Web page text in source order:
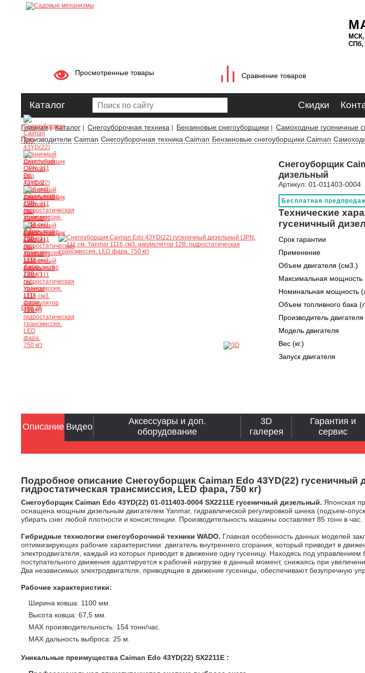
МСК,
СПб,
Просмотренные товары Сравнение товаров
Каталог Скидки
Главная|Каталог Снегоуборочная техника Бензиновые снегоуборщики Самоходные гусеничные
Производители Caiman Снегоуборочная техника Caiman Бензиновые снегоуборщики Caiman
Ещё 36
Снегоуборщик
дизельный
Артикул: 01-011403-0004
Бесплатная
Технические
гусеничный
Срок гарантии
Применение
Объем двигателя (см3.)
Максимальная мощность
Номинальная мощность
Объем топливного бака
Производитель двигателя
Модель двигателя
Вес (кг.)
Запуск двигателя
Подробное описание Снегоуборщик Caiman Edo 43YD(22) гусеничный
гидростатическая трансмиссия, LED фара, 750 кг)
Снегоуборщик Caiman Edo 43YD(22) 01-011403-0004 SX2211E гусеничный дизельный. Японская
оснащена мощным дизельным двигателем Yanmar, гидравлической регулировкой шнека (подъем-
убирать снег любой плотности и консистенции. Производительность машины составляет 85 тонн в час.
Гибридные технологии снегоуборочной техники WADO. Главная особенность данных моделей
оптимизирующих рабочие характеристики: двигатель внутреннего сгорания, который приводит в
электродвигателя, каждый из которых приводит в движение одну гусеницу. Находясь под
поступательного движения адаптируется к рабочей нагрузке в данный момент, снижаясь при
Два независимых электродвигателя, приводящие в движение гусеницы, обеспечивают безупречную
Рабочие характеристики:
Ширина ковша: 1100 мм.
Высота ковша: 67,5 мм.
MAX производительность: 154 тонн/час.
MAX дальность выброса: 25 м.
Уникальные преимущества Caiman Edo 43YD(22) SX2211E :
Описание Видео
Аксессуары и доп.
оборудование
3D
галерея
Гарантия и
сервис